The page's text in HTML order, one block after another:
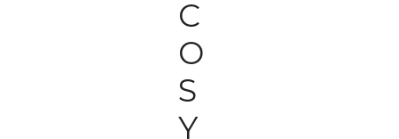
C
O
S
Y